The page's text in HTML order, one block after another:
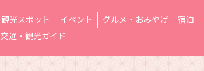
観光スポット イベント グルメ・おみやげ 宿泊
交通・観光ガイド